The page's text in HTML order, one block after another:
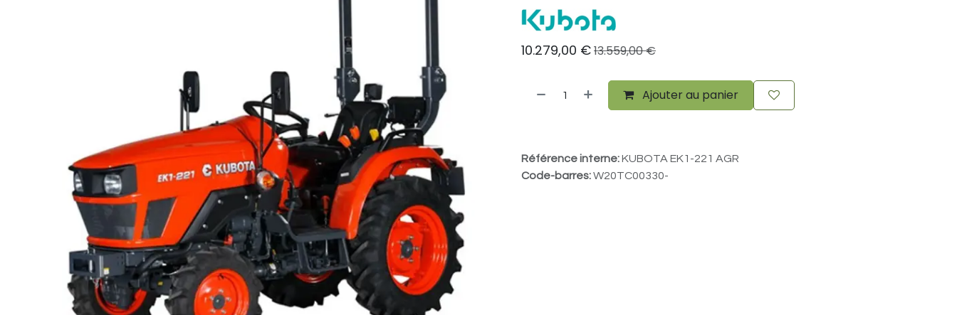
10.279,00 €13.559,00€
Ajouter au panier
Référence interne:KUBOTA EK1-221 AGR
Code-barres:W20TC00330-